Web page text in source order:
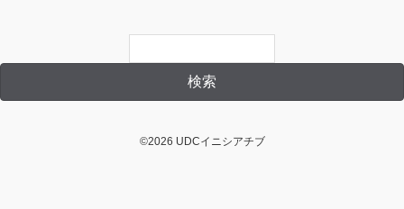
©2026 UDCイニシアチブ